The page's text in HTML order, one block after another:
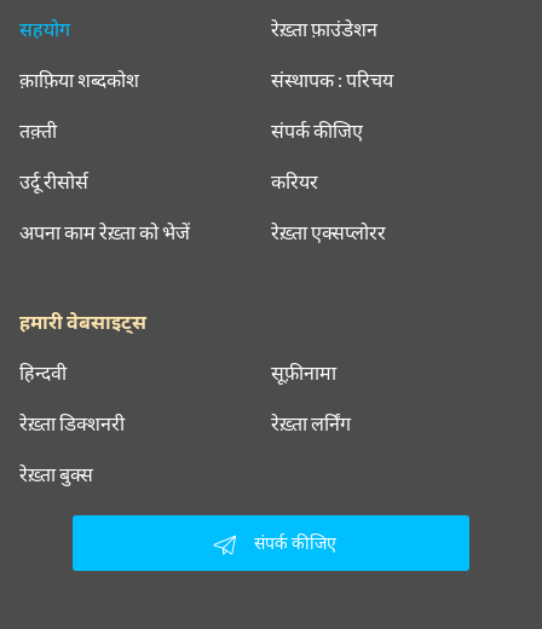
सहयोग
क़ाफ़िया शब्दकोश
तक़्ती
उर्दू रीसोर्स
अपना काम रेख़्ता को भेजें
रेख़्ता फ़ाउंडेशन
संस्थापक : परिचय
संपर्क कीजिए
करियर
रेख़्ता एक्सप्लोरर
हमारी वेबसाइट्स
हिन्दवी सूफ़ीनामा
रेख़्ता डिक्शनरी रेख़्ता लर्निंग
रेख़्ता बुक्स
संपर्क कीजिए